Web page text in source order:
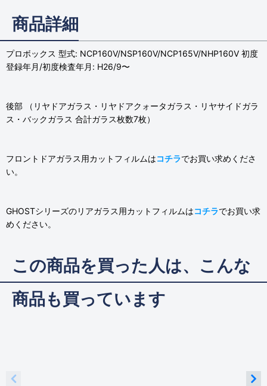
商品詳細
プロボックス 型式: NCP160V/NSP160V/NCP165V/NHP160V 初度
登録年月/初度検査年月: H26/9〜
後部 （リヤドアガラス・リヤドアクォータガラス・リヤサイドガラ
ス・バックガラス 合計ガラス枚数7枚）
フロントドアガラス用カットフィルムはコチラでお買い求めくださ
い。
GHOSTシリーズのリアガラス用カットフィルムはコチラでお買い求
めください。
この商品を買った人は、こんな
商品も買っています